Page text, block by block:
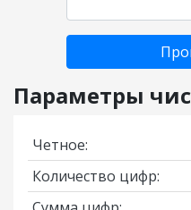
Параметры
Четное:
Количество цифр: